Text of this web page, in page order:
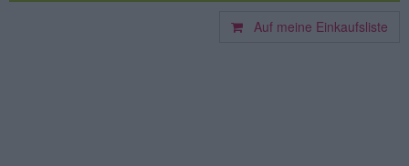
Auf meine Einkaufsliste